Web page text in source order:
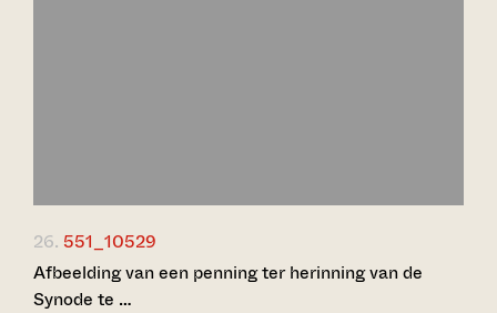
26. 551_10529
Afbeelding van een penning ter herinning van de
Synode te …